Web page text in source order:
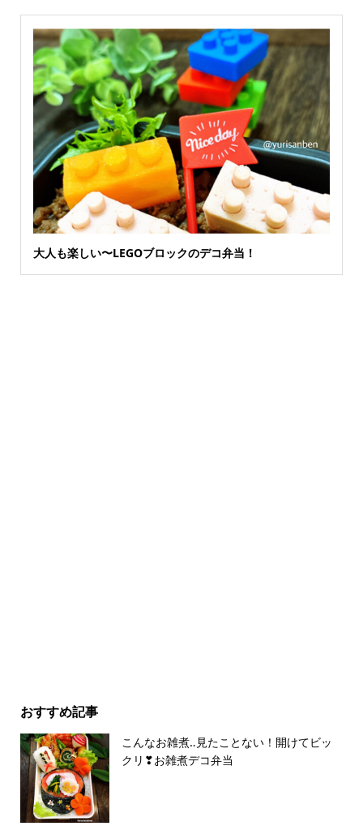
大人も楽しい〜LEGOブロックのデコ弁当！
おすすめ記事
こんなお雑煮‥見たことない！開けてビッ
クリ❣お雑煮デコ弁当